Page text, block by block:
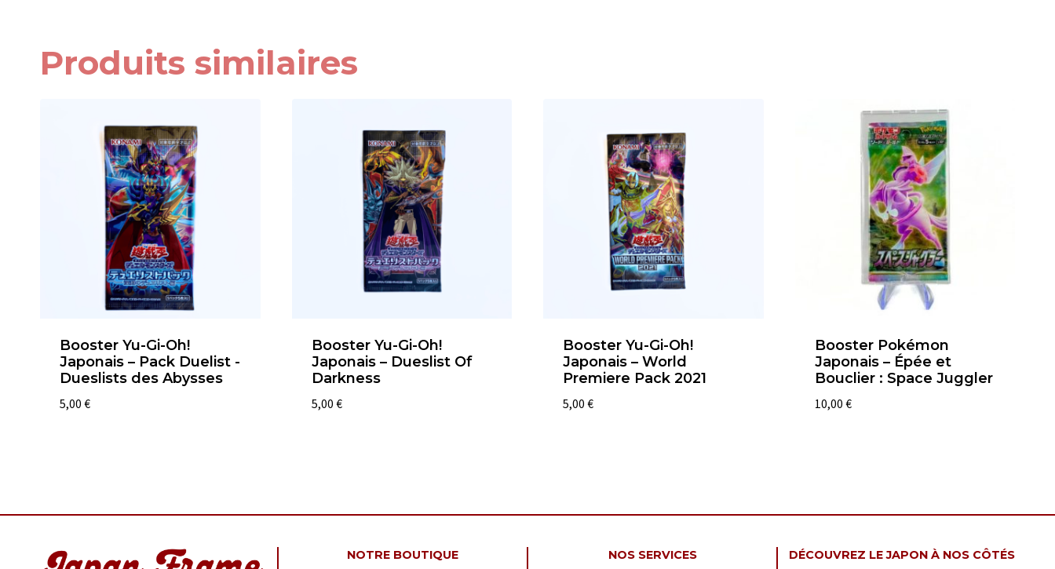
Produits similaires
Booster Yu-Gi-Oh!
Japonais – Pack Duelist -
Dueslists des Abysses
5,00 €
Booster Yu-Gi-Oh!
Japonais – Dueslist Of
Darkness
5,00 €
Booster Yu-Gi-Oh!
Japonais – World
Premiere Pack 2021
5,00 €
Booster Pokémon
Japonais – Épée et
Bouclier : Space Juggler
10,00 €
NOTRE BOUTIQUE NOS SERVICES DÉCOUVREZ LE JAPON À NOS CÔTÉS